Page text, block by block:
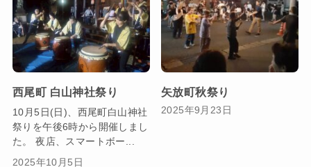
西尾町 白山神社祭り
10月5日(日)、西尾町白山神社
祭りを午後6時から開催しまし
た。 夜店、スマートボー...
2025年10月5日
矢放町秋祭り
2025年9月23日